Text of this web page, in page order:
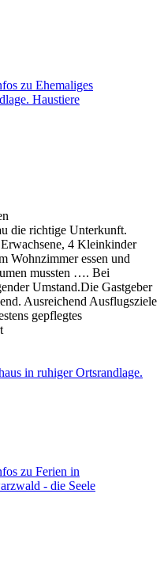
zu Ehemaliges
Haustiere
die richtige Unterkunft.
4 Kleinkinder
Wohnzimmer essen und
mussten …. Bei
Umstand.Die Gastgeber
Ausreichend Ausflugsziele
gepflegtes
in ruhiger Ortsrandlage.
zu Ferien in
- die Seele